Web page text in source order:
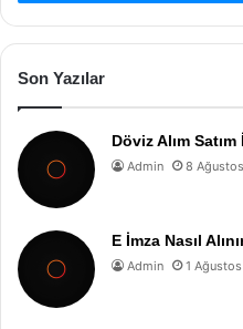
Son Yazılar
Döviz Alım
Admin 8
E İmza Nasıl
Admin 1